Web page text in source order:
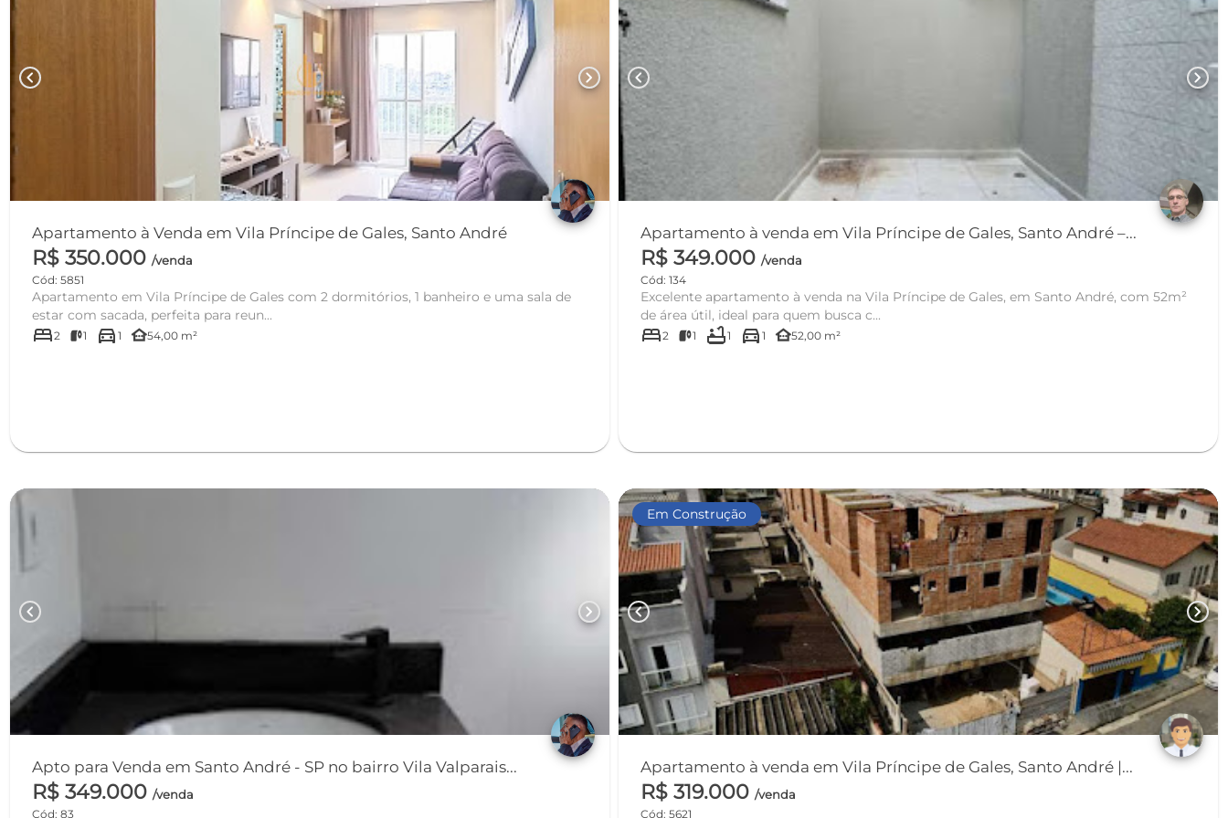
chevron_left chevron_right
Apartamento à Venda em Vila Príncipe de Gales, Santo André
R$ 350.000 /venda
Cód: 5851
Apartamento em Vila Príncipe de Gales com 2 dormitórios, 1 banheiro e uma sala de
estar com sacada, perfeita para reun...
bed2 1 directions_car 1 other_houses54,00 m²
chevron_left chevron_right
Apartamento à venda em Vila Príncipe de Gales, Santo André –...
R$ 349.000/venda
Cód: 134
Excelente apartamento à venda na Vila Príncipe de Gales, em Santo André, com 52m²
de área útil, ideal para quem busca c...
bed2 1 bathtub1 directions_car 1 other_houses52,00 m²
chevron_left chevron_right
Apto para Venda em Santo André - SP no bairro Vila Valparais...
R$ 349.000 /venda
Cód: 83
Em Construção
chevron_left chevron_right
Apartamento à venda em Vila Príncipe de Gales, Santo André |...
R$ 319.000/venda
Cód: 5621